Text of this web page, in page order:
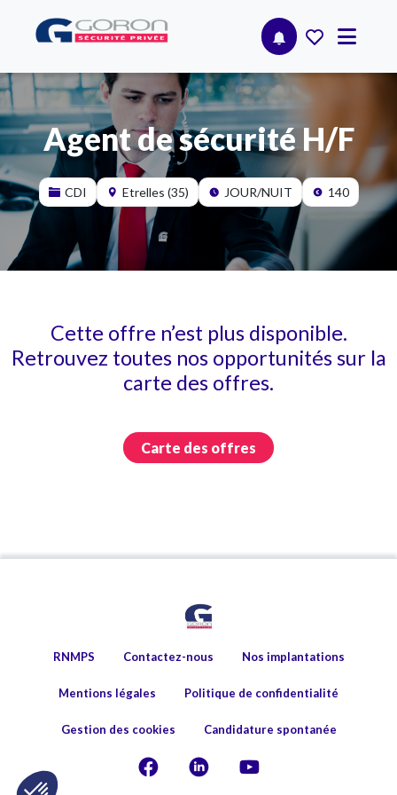
Agent de sécurité H/F
CDI Etrelles (35) JOUR/NUIT 140
Cette offre n’est plus disponible.
Retrouvez toutes nos opportunités sur la
carte des offres.
Carte des offres
RNMPS Contactez-nous Nos implantations
Mentions légales Politique de confidentialité
Gestion des cookies Candidature spontanée